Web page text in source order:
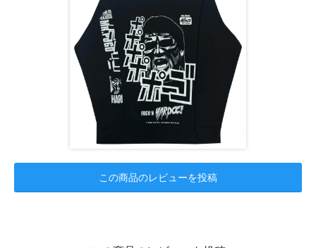
この商品のレビューを投稿